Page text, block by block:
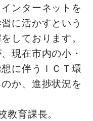
ンターネットを
に活かすという
しております。
現在市内の小・
に伴うＩＣＴ環
か、進捗状況を
育課長。